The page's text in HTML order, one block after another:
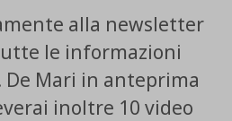
alla newsletter
le informazioni
Mari in anteprima
inoltre 10 video